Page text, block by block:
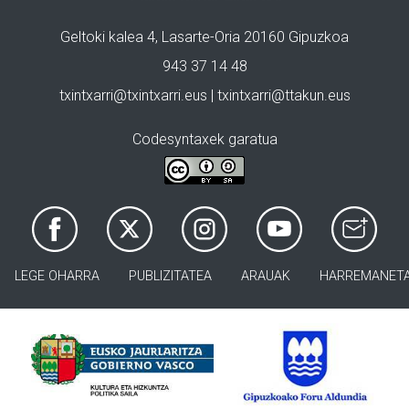
Geltoki kalea 4, Lasarte-Oria 20160 Gipuzkoa
943 37 14 48
txintxarri@txintxarri.eus | txintxarri@ttakun.eus
Codesyntaxek garatua
LEGE OHARRA PUBLIZITATEA ARAUAK